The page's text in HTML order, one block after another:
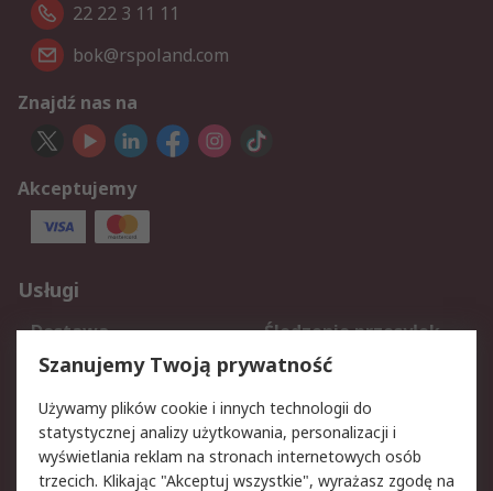
22 22 3 11 11
bok@rspoland.com
Znajdź nas na
Akceptujemy
Usługi
Dostawa
Śledzenie przesyłek
Reklamacje i zwroty
Rejestracja
Aspekty prawne
Szanujemy Twoją prywatność
Używamy plików cookie i innych technologii do
statystycznej analizy użytkowania, personalizacji i
wyświetlania reklam na stronach internetowych osób
trzecich. Klikając "Akceptuj wszystkie", wyrażasz zgodę na